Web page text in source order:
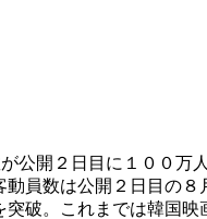
公開２日目に１００万
員数は公開２日目の８
破。これまでは韓国